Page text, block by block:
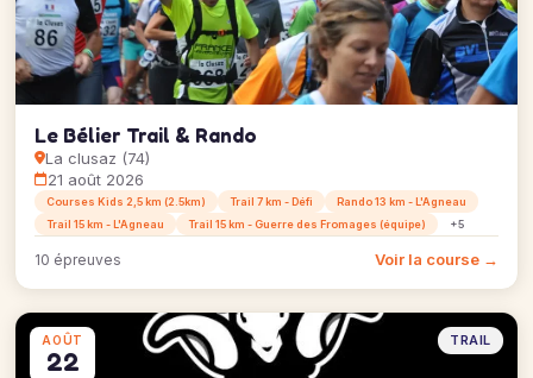
Le Bélier Trail & Rando
La clusaz (74)
21 août 2026
Courses Kids 2,5 km (2.5km) Trail 7 km - Défi
Rando 13 km - L'Agneau
Trail 15 km - L'Agneau
Trail 15 km - Guerre des Fromages (équipe) +5
10 épreuves Voir la course →
AOÛT
22
TRAIL